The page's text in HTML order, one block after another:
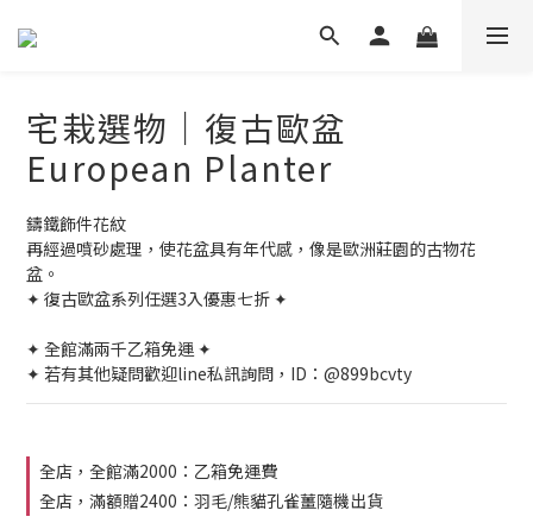
宅栽選物｜復古歐盆
European Planter
鑄鐵飾件花紋
再經過噴砂處理，使花盆具有年代感，像是歐洲莊園的古物花
盆。
✦ 復古歐盆系列任選3入優惠七折 ✦
✦ 全館滿兩千乙箱免運 ✦
✦ 若有其他疑問歡迎line私訊詢問，ID：@899bcvty
全店，全館滿2000：乙箱免運費
全店，滿額贈2400：羽毛/熊貓孔雀薑隨機出貨